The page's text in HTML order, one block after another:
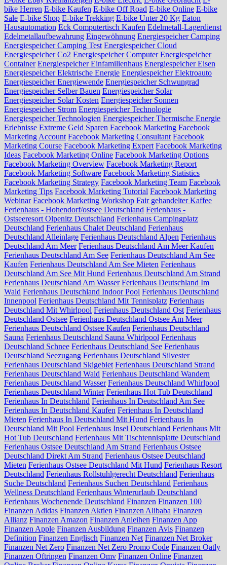
bike Herren E-bike Kaufen E-bike Off Road E-bike Online E-bike
Sale E-bike Shop E-bike Trekking E-bike Unter 20 Kg Eaton
Hausautomation Eck Computertisch Kaufen Edelmetall-Lagerdienst
Edelmetallaufbewahrung Eingewöhnung Energiespeicher Camping
Energiespeicher Camping Test Energiespeicher Cloud
Energiespeicher Co2 Energiespeicher Computer Energiespeicher
Container Energiespeicher Einfamilienhaus Energiespeicher Eisen
Energiespeicher Elektrische Energie Energiespeicher Elektroauto
Energiespeicher Energiewende Energiespeicher Schwungrad
Energiespeicher Selber Bauen Energiespeicher Solar
Energiespeicher Solar Kosten Energiespeicher Sonnen
Energiespeicher Strom Energiespeicher Technologie
Energiespeicher Technologien Energiespeicher Thermische Energie
Erlebnisse Extreme Geld Sparen Facebook Marketing Facebook
Marketing Account Facebook Marketing Consultant Facebook
Marketing Course Facebook Marketing Expert Facebook Marketing
Ideas Facebook Marketing Online Facebook Marketing Options
Facebook Marketing Overview Facebook Marketing Report
Facebook Marketing Software Facebook Marketing Statistics
Facebook Marketing Strategy Facebook Marketing Team Facebook
Marketing Tips Facebook Marketing Tutorial Facebook Marketing
Webinar Facebook Marketing Workshop Fair gehandelter Kaffee
Ferienhaus - Hohendorf/ostsee Deutschland Ferienhaus -
Ostseeresort Olpenitz Deutschland Ferienhaus Campingplatz
Deutschland Ferienhaus Chalet Deutschland Ferienhaus
Deutschland Alleinlage Ferienhaus Deutschland Alpen Ferienhaus
Deutschland Am Meer Ferienhaus Deutschland Am Meer Kaufen
Ferienhaus Deutschland Am See Ferienhaus Deutschland Am See
Kaufen Ferienhaus Deutschland Am See Mieten Ferienhaus
Deutschland Am See Mit Hund Ferienhaus Deutschland Am Strand
Ferienhaus Deutschland Am Wasser Ferienhaus Deutschland Im
Wald Ferienhaus Deutschland Indoor Pool Ferienhaus Deutschland
Innenpool Ferienhaus Deutschland Mit Tennisplatz Ferienhaus
Deutschland Mit Whirlpool Ferienhaus Deutschland Ost Ferienhaus
Deutschland Ostsee Ferienhaus Deutschland Ostsee Am Meer
Ferienhaus Deutschland Ostsee Kaufen Ferienhaus Deutschland
Sauna Ferienhaus Deutschland Sauna Whirlpool Ferienhaus
Deutschland Schnee Ferienhaus Deutschland See Ferienhaus
Deutschland Seezugang Ferienhaus Deutschland Silvester
Ferienhaus Deutschland Skigebiet Ferienhaus Deutschland Strand
Ferienhaus Deutschland Wald Ferienhaus Deutschland Wandern
Ferienhaus Deutschland Wasser Ferienhaus Deutschland Whirlpool
Ferienhaus Deutschland Winter Ferienhaus Hot Tub Deutschland
Ferienhaus In Deutschland Ferienhaus In Deutschland Am See
Ferienhaus In Deutschland Kaufen Ferienhaus In Deutschland
Mieten Ferienhaus In Deutschland Mit Hund Ferienhaus In
Deutschland Mit Pool Ferienhaus Insel Deutschland Ferienhaus Mit
Hot Tub Deutschland Ferienhaus Mit Tischtennisplatte Deutschland
Ferienhaus Ostsee Deutschland Am Strand Ferienhaus Ostsee
Deutschland Direkt Am Strand Ferienhaus Ostsee Deutschland
Mieten Ferienhaus Ostsee Deutschland Mit Hund Ferienhaus Resort
Deutschland Ferienhaus Rollstuhlgerecht Deutschland Ferienhaus
Suche Deutschland Ferienhaus Suchen Deutschland Ferienhaus
Wellness Deutschland Ferienhaus Winterurlaub Deutschland
Ferienhaus Wochenende Deutschland Finanzen Finanzen 100
Finanzen Adidas Finanzen Aktien Finanzen Alibaba Finanzen
Allianz Finanzen Amazon Finanzen Anleihen Finanzen App
Finanzen Apple Finanzen Ausbildung Finanzen Avis Finanzen
Definition Finanzen Englisch Finanzen Net Finanzen Net Broker
Finanzen Net Zero Finanzen Net Zero Promo Code Finanzen Oatly
Finanzen Oftringen Finanzen Omv Finanzen Online Finanzen